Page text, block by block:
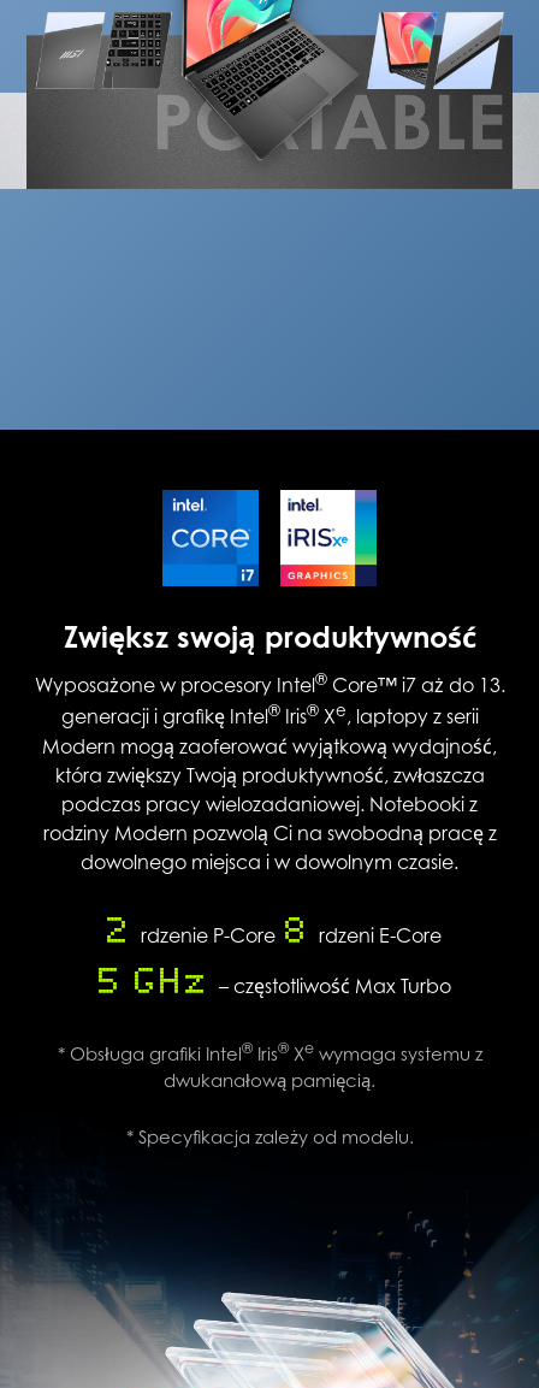
Zwiększ swoją produktywność
Wyposażone w procesory Intel®Core™ i7 aż do 13.
generacji i grafikę Intel®Iris®Xe, laptopy z serii
Modern mogą zaoferować wyjątkową wydajność,
która zwiększy Twoją produktywność, zwłaszcza
podczas pracy wielozadaniowej. Notebooki z
rodziny Modern pozwolą Ci na swobodną pracę z
dowolnego miejsca i w dowolnym czasie.
2 rdzenie P-Core 8 rdzeni E-Core
5 GHz – częstotliwość Max Turbo
* Obsługa grafiki Intel®Iris®Xewymaga systemu z
dwukanałową pamięcią.
* Specyfikacja zależy od modelu.